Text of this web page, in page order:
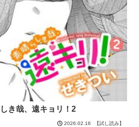
き哉、遠キョリ！2
2026.02.16 【試し読み】